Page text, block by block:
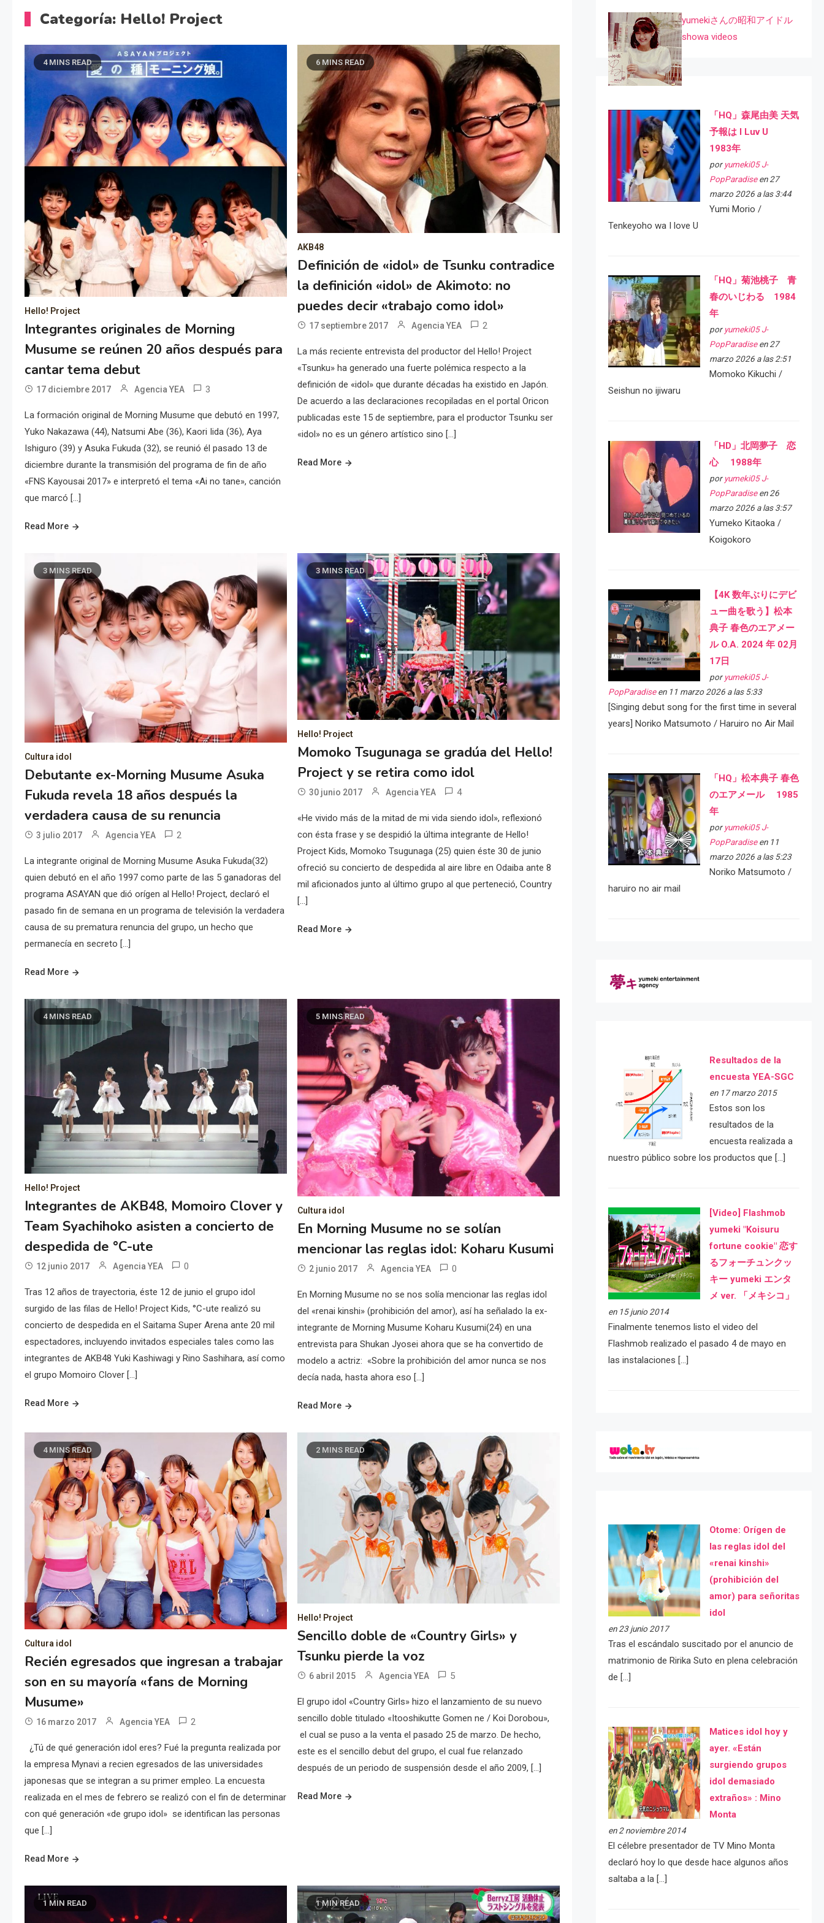
Categoría: Hello! Project
4 MINS READ
Hello! Project
Integrantes originales de Morning
Musume se reúnen 20 años después para
cantar tema debut
17 diciembre 2017 Agencia YEA 3
La formación original de Morning Musume que debutó en 1997,
Yuko Nakazawa (44), Natsumi Abe (36), Kaori Iida (36), Aya
Ishiguro (39) y Asuka Fukuda (32), se reunió él pasado 13 de
diciembre durante la transmisión del programa de fin de año
«FNS Kayousai 2017» e interpretó el tema «Ai no tane», canción
que marcó […]
Read More
6 MINS READ
AKB48
Definición de «idol» de Tsunku contradice
la definición «idol» de Akimoto: no
puedes decir «trabajo como idol»
17 septiembre 2017 Agencia YEA 2
La más reciente entrevista del productor del Hello! Project
«Tsunku» ha generado una fuerte polémica respecto a la
definición de «idol» que durante décadas ha existido en Japón.
De acuerdo a las declaraciones recopiladas en el portal Oricon
publicadas este 15 de septiembre, para el productor Tsunku ser
«idol» no es un género artístico sino […]
Read More
3 MINS READ
Cultura idol
Debutante ex-Morning Musume Asuka
Fukuda revela 18 años después la
verdadera causa de su renuncia
3 julio 2017 Agencia YEA 2
La integrante original de Morning Musume Asuka Fukuda(32)
quien debutó en el año 1997 como parte de las 5 ganadoras del
programa ASAYAN que dió orígen al Hello! Project, declaró el
pasado fin de semana en un programa de televisión la verdadera
causa de su prematura renuncia del grupo, un hecho que
permanecía en secreto […]
Read More
3 MINS READ
Hello! Project
Momoko Tsugunaga se gradúa del Hello!
Project y se retira como idol
30 junio 2017 Agencia YEA 4
«He vivido más de la mitad de mi vida siendo idol», reflexionó
con ésta frase y se despidió la última integrante de Hello!
Project Kids, Momoko Tsugunaga (25) quien éste 30 de junio
ofreció su concierto de despedida al aire libre en Odaiba ante 8
mil aficionados junto al último grupo al que perteneció, Country
[…]
Read More
4 MINS READ
Hello! Project
Integrantes de AKB48, Momoiro Clover y
Team Syachihoko asisten a concierto de
despedida de °C-ute
12 junio 2017 Agencia YEA 0
Tras 12 años de trayectoria, éste 12 de junio el grupo idol
surgido de las filas de Hello! Project Kids, °C-ute realizó su
concierto de despedida en el Saitama Super Arena ante 20 mil
espectadores, incluyendo invitados especiales tales como las
integrantes de AKB48 Yuki Kashiwagi y Rino Sashihara, así como
el grupo Momoiro Clover […]
Read More
5 MINS READ
Cultura idol
En Morning Musume no se solían
mencionar las reglas idol: Koharu Kusumi
2 junio 2017 Agencia YEA 0
En Morning Musume no se nos solía mencionar las reglas idol
del «renai kinshi» (prohibición del amor), así ha señalado la ex-
integrante de Morning Musume Koharu Kusumi(24) en una
entrevista para Shukan Jyosei ahora que se ha convertido de
modelo a actriz: «Sobre la prohibición del amor nunca se nos
decía nada, hasta ahora eso […]
Read More
4 MINS READ
Cultura idol
Recién egresados que ingresan a trabajar
son en su mayoría «fans de Morning
Musume»
16 marzo 2017 Agencia YEA 2
¿Tú de qué generación idol eres? Fué la pregunta realizada por
la empresa Mynavi a recien egresados de las universidades
japonesas que se integran a su primer empleo. La encuesta
realizada en el mes de febrero se realizó con el fin de determinar
con qué generación «de grupo idol» se identifican las personas
que […]
Read More
2 MINS READ
Hello! Project
Sencillo doble de «Country Girls» y
Tsunku pierde la voz
6 abril 2015 Agencia YEA 5
El grupo idol «Country Girls» hizo el lanzamiento de su nuevo
sencillo doble titulado «Itooshikutte Gomen ne / Koi Dorobou»,
el cual se puso a la venta el pasado 25 de marzo. De hecho,
este es el sencillo debut del grupo, el cual fue relanzado
después de un periodo de suspensión desde el año 2009, […]
Read More
1 MIN READ 1 MIN READ
yumekiさんの昭和アイドル
showa videos
「HQ」森尾由美 天気
予報は I Luv U
1983年
por yumeki05 J-
PopParadiseen 27
marzo 2026 a las 3:44
Yumi Morio /
Tenkeyoho wa I love U
「HQ」菊池桃子 青
春のいじわる 1984
年
por yumeki05 J-
PopParadiseen 27
marzo 2026 a las 2:51
Momoko Kikuchi /
Seishun no ijiwaru
「HD」北岡夢子 恋
心 1988年
por yumeki05 J-
PopParadiseen 26
marzo 2026 a las 3:57
Yumeko Kitaoka /
Koigokoro
【4K 数年ぶりにデビ
ュー曲を歌う】松本
典子 春色のエアメー
ル O.A. 2024 年 02月
17日
por yumeki05 J-
PopParadiseen 11 marzo 2026 a las 5:33
[Singing debut song for the first time in several
years] Noriko Matsumoto / Haruiro no Air Mail
「HQ」松本典子 春色
のエアメール 1985
年
por yumeki05 J-
PopParadiseen 11
marzo 2026 a las 5:23
Noriko Matsumoto /
haruiro no air mail
Resultados de la
encuesta YEA-SGC
en 17 marzo 2015
Estos son los
resultados de la
encuesta realizada a
nuestro público sobre los productos que […]
[Video] Flashmob
yumeki "Koisuru
fortune cookie" 恋す
るフォーチュンクッ
キー yumeki エンタ
メ ver. 「メキシコ」
en 15 junio 2014
Finalmente tenemos listo el video del
Flashmob realizado el pasado 4 de mayo en
las instalaciones […]
Otome: Orígen de
las reglas idol del
«renai kinshi»
(prohibición del
amor) para señoritas
idol
en 23 junio 2017
Tras el escándalo suscitado por el anuncio de
matrimonio de Ririka Suto en plena celebración
de […]
Matices idol hoy y
ayer. «Están
surgiendo grupos
idol demasiado
extraños» : Mino
Monta
en 2 noviembre 2014
El célebre presentador de TV Mino Monta
declaró hoy lo que desde hace algunos años
saltaba a la […]